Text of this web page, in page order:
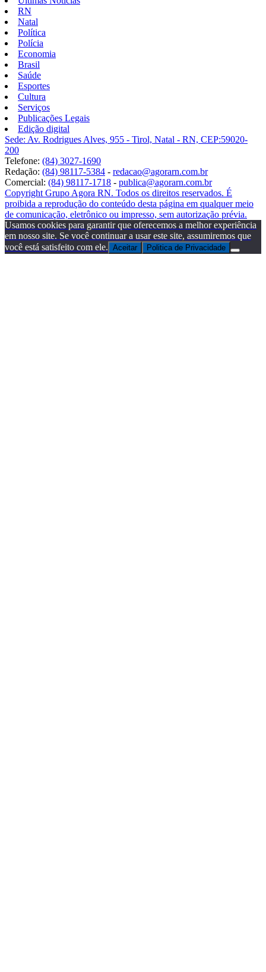
RN
Natal
Política
Polícia
Economia
Brasil
Saúde
Esportes
Cultura
Serviços
Publicações Legais
Edição digital
Sede: Av. Rodrigues Alves, 955 - Tirol, Natal - RN, CEP:59020-
200
Telefone: (84) 3027-1690
Redação: (84) 98117-5384 - redacao@agorarn.com.br
Comercial: (84) 98117-1718 - publica@agorarn.com.br
Copyright Grupo Agora RN. Todos os direitos reservados. É
proibida a reprodução do conteúdo desta página em qualquer meio
de comunicação, eletrônico ou impresso, sem autorização prévia.
Usamos cookies para garantir que oferecemos a melhor experiência
em nosso site. Se você continuar a usar este site, assumiremos que
você está satisfeito com ele. Aceitar Politica de Privacidade